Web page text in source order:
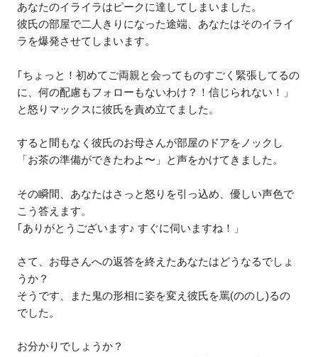
あなたのイライラはピークに達してしまいました。
彼氏の部屋で二人きりになった途端、あなたはそのイライ
ラを爆発させてしまいます。
｢ちょっと！初めてご両親と会ってものすごく緊張してるの
に、何の配慮もフォローもないわけ？！信じられない！」
と怒りマックスに彼氏を責め立てました。
すると間もなく彼氏のお母さんが部屋のドアをノックし
「お茶の準備ができたわよ〜」と声をかけてきました。
その瞬間、あなたはさっと怒りを引っ込め、優しい声色で
こう答えます。
｢ありがとうございます♪ すぐに伺いますね！」
さて、お母さんへの返答を終えたあなたはどうなるでしょ
うか？
そうです、また鬼の形相に姿を変え彼氏を罵(ののし)るの
でした。
お分かりでしょうか？